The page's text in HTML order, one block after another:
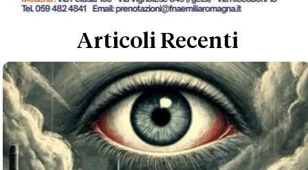
Articoli Recenti